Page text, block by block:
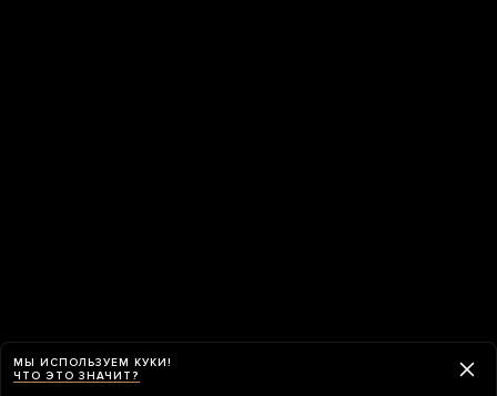
МЫ ИСПОЛЬЗУЕМ КУКИ!
ЧТО ЭТО ЗНАЧИТ?